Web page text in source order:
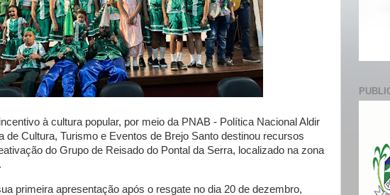
à cultura popular, por meio da PNAB - Política Nacional Aldir
de Cultura, Turismo e Eventos de Brejo Santo destinou recursos
do Grupo de Reisado do Pontal da Serra, localizado na zona
primeira apresentação após o resgate no dia 20 de dezembro,